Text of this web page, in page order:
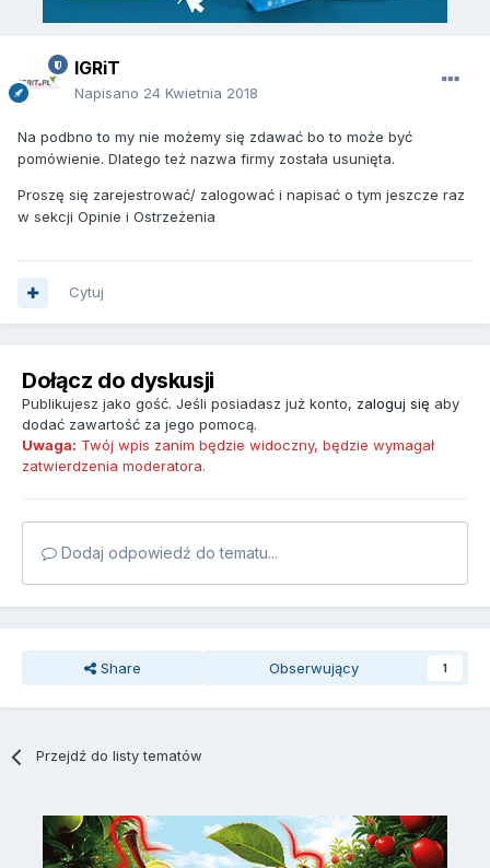
IGRiT
Napisano 24 Kwietnia 2018
Na podbno to my nie możemy się zdawać bo to może być
pomówienie. Dlatego też nazwa firmy została usunięta.
Proszę się zarejestrować/ zalogować i napisać o tym jeszcze raz
w sekcji Opinie i Ostrzeżenia
Cytuj
Dołącz do dyskusji
Publikujesz jako gość. Jeśli posiadasz już konto, zaloguj się aby
dodać zawartość za jego pomocą.
Uwaga: Twój wpis zanim będzie widoczny, będzie wymagał
zatwierdzenia moderatora.
Dodaj odpowiedź do tematu...
Share Obserwujący 1
Przejdź do listy tematów